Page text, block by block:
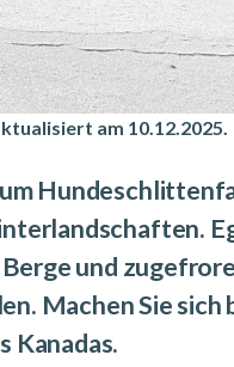
am 10.12.2025.
und
Machen Sie
Kanadas.